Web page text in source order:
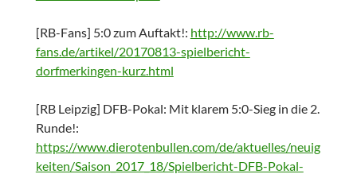
[RB-Fans] 5:0 zum Auftakt!: http://www.rb-
fans.de/artikel/20170813-spielbericht-
dorfmerkingen-kurz.html
[RB Leipzig] DFB-Pokal: Mit klarem 5:0-Sieg in die 2.
Runde!:
https://www.dierotenbullen.com/de/aktuelles/neuig
keiten/Saison_2017_18/Spielbericht-DFB-Pokal-